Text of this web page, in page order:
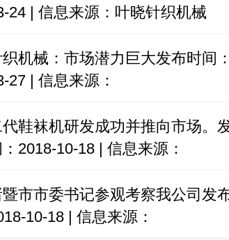
24 | 信息来源：叶晓针织机械
机械：市场潜力巨大发布时间
27 | 信息来源：
鞋袜机研发成功并推向市场。
2018-10-18 | 信息来源：
市市委书记参观考察我公司发
10-18 | 信息来源：